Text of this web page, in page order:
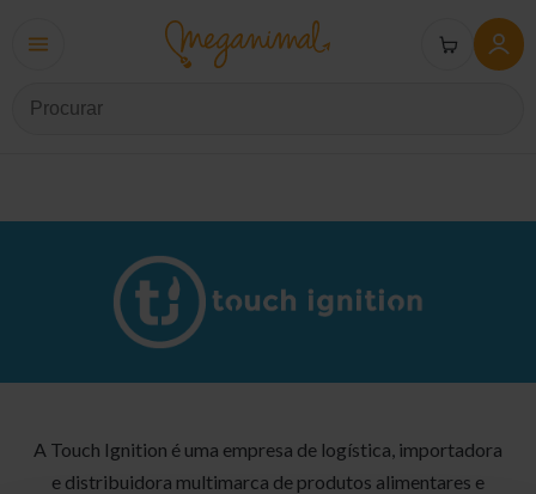
A Touch Ignition é uma empresa de logística, importadora
e distribuidora multimarca de produtos alimentares e